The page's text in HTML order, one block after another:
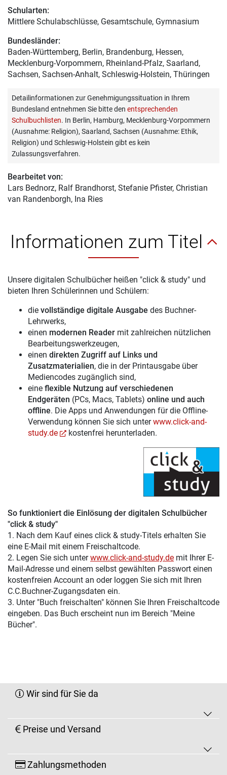
Schularten:
Mittlere Schulabschlüsse, Gesamtschule, Gymnasium
Bundesländer:
Baden-Württemberg, Berlin, Brandenburg, Hessen,
Mecklenburg-Vorpommern, Rheinland-Pfalz, Saarland,
Sachsen, Sachsen-Anhalt, Schleswig-Holstein, Thüringen
Detailinformationen zur Genehmigungssituation in Ihrem
Bundesland entnehmen Sie bitte den entsprechenden
Schulbuchlisten. In Berlin, Hamburg, Mecklenburg-Vorpommern
(Ausnahme: Religion), Saarland, Sachsen (Ausnahme: Ethik,
Religion) und Schleswig-Holstein gibt es kein
Zulassungsverfahren.
Bearbeitet von:
Lars Bednorz, Ralf Brandhorst, Stefanie Pfister, Christian
van Randenborgh, Ina Ries
Informationen zum Titel
Unsere digitalen Schulbücher heißen "click & study" und
bieten Ihren Schülerinnen und Schülern:
die vollständige digitale Ausgabe des Buchner-
Lehrwerks,
einen modernen Reader mit zahlreichen nützlichen
Bearbeitungswerkzeugen,
einen direkten Zugriff auf Links und
Zusatzmaterialien, die in der Printausgabe über
Mediencodes zugänglich sind,
eine flexible Nutzung auf verschiedenen
Endgeräten (PCs, Macs, Tablets) online und auch
offline. Die Apps und Anwendungen für die Offline-
Verwendung können Sie sich unterwww.click-and-
study.de
kostenfrei herunterladen.
So funktioniert die Einlösung der digitalen Schulbücher
"click & study"
1. Nach dem Kauf eines click & study-Titels erhalten Sie
eine E-Mail mit einem Freischaltcode.
2. Legen Sie sich unterwww.click-and-study.de mit Ihrer E-
Mail-Adresse und einem selbst gewählten Passwort einen
kostenfreien Account an oder loggen Sie sich mit Ihren
C.C.Buchner-Zugangsdaten ein.
3. Unter "Buch freischalten" können Sie Ihren Freischaltcode
eingeben. Das Buch erscheint nun im Bereich "Meine
Bücher".
Wir sind für Sie da
Preise und Versand
Zahlungsmethoden